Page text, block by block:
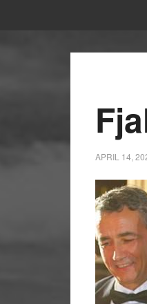
APRIL 14,